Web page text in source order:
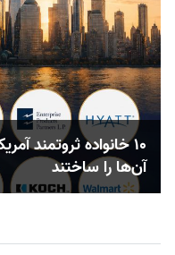
۱۰ خانواده ثروتمند
آن‌ها را ساختند